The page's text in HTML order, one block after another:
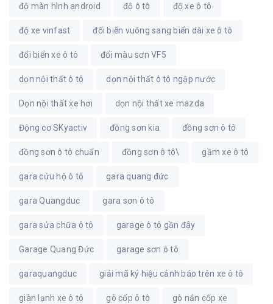
độ màn hình android độ ô tô độ xe ô tô
độ xe vinfast đổi biển vuông sang biển dài xe ô tô
đổi biển xe ô tô đổi màu sơn VF5
dọn nội thất ô tô dọn nội thất ô tô ngập nước
Dọn nội thất xe hơi dọn nội thất xe mazda
Động cơ SKyactiv đồng sơn kia đồng sơn ô tô
đồng sơn ô tô chuẩn đồng sơn ô tô\ gầm xe ô tô
gara cứu hộ ô tô gara quang đức
gara Quangduc gara sơn ô tô
gara sửa chữa ô tô garage ô tô gần đây
Garage Quang Đức garage sơn ô tô
garaquangduc giải mã ký hiệu cảnh báo trên xe ô tô
giàn lạnh xe ô tô gò cốp ô tô gò nắn cốp xe